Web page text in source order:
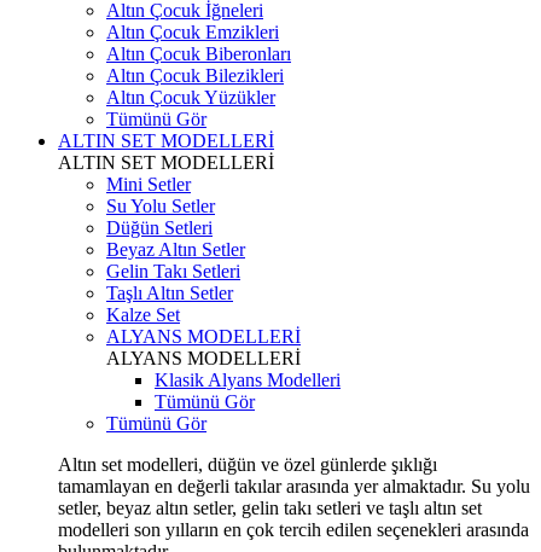
Altın Çocuk İğneleri
Altın Çocuk Emzikleri
Altın Çocuk Biberonları
Altın Çocuk Bilezikleri
Altın Çocuk Yüzükler
Tümünü Gör
ALTIN SET MODELLERİ
ALTIN SET MODELLERİ
Mini Setler
Su Yolu Setler
Düğün Setleri
Beyaz Altın Setler
Gelin Takı Setleri
Taşlı Altın Setler
Kalze Set
ALYANS MODELLERİ
ALYANS MODELLERİ
Klasik Alyans Modelleri
Tümünü Gör
Tümünü Gör
Altın set modelleri, düğün ve özel günlerde şıklığı
tamamlayan en değerli takılar arasında yer almaktadır. Su yolu
setler, beyaz altın setler, gelin takı setleri ve taşlı altın set
modelleri son yılların en çok tercih edilen seçenekleri arasında